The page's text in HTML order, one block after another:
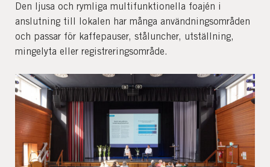
Den ljusa och rymliga multifunktionella foajén i
anslutning till lokalen har många användningsområden
och passar för kaffepauser, ståluncher, utställning,
mingelyta eller registreringsområde.